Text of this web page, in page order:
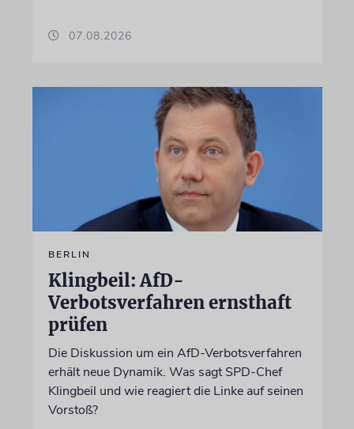
07.08.2026
BERLIN
Klingbeil: AfD-
Verbotsverfahren ernsthaft
prüfen
Die Diskussion um ein AfD-Verbotsverfahren
erhält neue Dynamik. Was sagt SPD-Chef
Klingbeil und wie reagiert die Linke auf seinen
Vorstoß?